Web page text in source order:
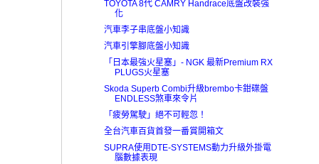
TOYOTA 8代 CAMRY Handrace底盤改裝強
化
汽車李子串底盤小知識
汽車引擎腳底盤小知識
「日本最強火星塞」- NGK 最新Premium RX
PLUGS火星塞
Skoda Superb Combi升級brembo卡鉗碟盤
ENDLESS煞車來令片
「疲勞駕駛」絕不可輕忽！
全台汽車百貨首發一番賞開箱文
SUPRA使用DTE-SYSTEMS動力升級外掛電
腦數據表現